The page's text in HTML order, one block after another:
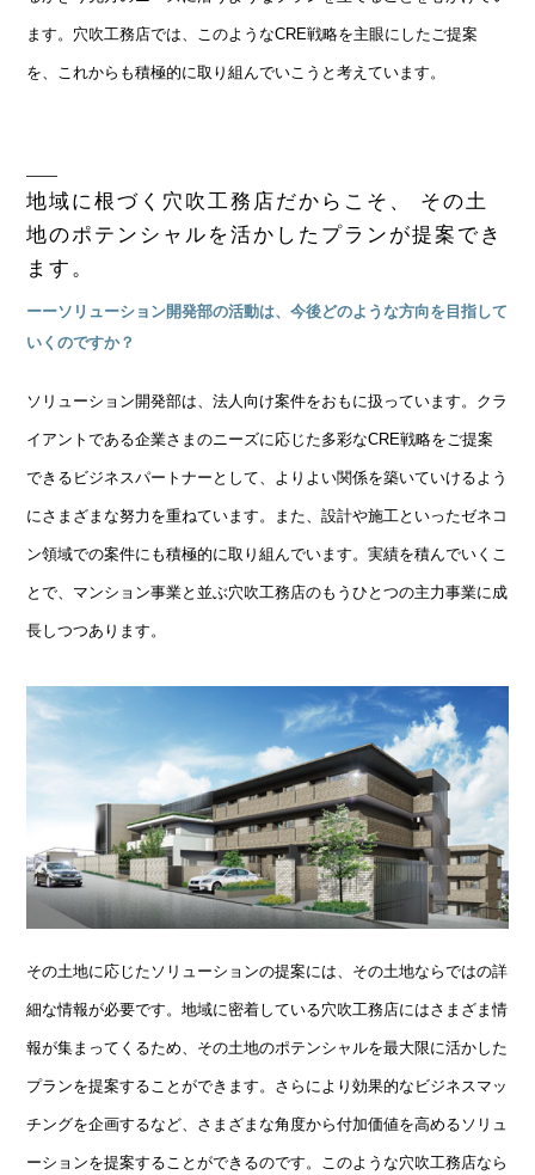
ます。穴吹工務店では、このようなCRE戦略を主眼にしたご提案
を、これからも積極的に取り組んでいこうと考えています。
地域に根づく穴吹工務店だからこそ、
その土
地のポテンシャルを活かしたプランが提案でき
ます。
ーーソリューション開発部の活動は、今後どのような方向を目指して
いくのですか？
ソリューション開発部は、法人向け案件をおもに扱っています。クラ
イアントである企業さまのニーズに応じた多彩なCRE戦略をご提案
できるビジネスパートナーとして、よりよい関係を築いていけるよう
にさまざまな努力を重ねています。また、設計や施工といったゼネコ
ン領域での案件にも積極的に取り組んでいます。実績を積んでいくこ
とで、マンション事業と並ぶ穴吹工務店のもうひとつの主力事業に成
長しつつあります。
その土地に応じたソリューションの提案には、その土地ならではの詳
細な情報が必要です。地域に密着している穴吹工務店にはさまざま情
報が集まってくるため、その土地のポテンシャルを最大限に活かした
プランを提案することができます。さらにより効果的なビジネスマッ
チングを企画するなど、さまざまな角度から付加価値を高めるソリュ
ーションを提案することができるのです。このような穴吹工務店なら